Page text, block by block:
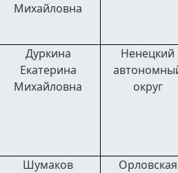
Михайловна
Дуркина
Екатерина
Михайловна
Ненецкий
округ
Шумаков
Орловская